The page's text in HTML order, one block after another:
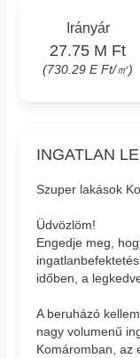
Irányár
27.75 M Ft
(730.29 E Ft/㎡)
INGATLAN
Szuper lakások
Üdvözlöm!
Engedje meg,
időben, a
A beruházó
nagy volumenű
Komáromban, az